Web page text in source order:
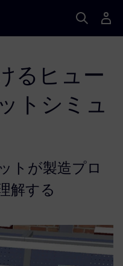
るヒュー
トシミュ
トが製造プロ
解する